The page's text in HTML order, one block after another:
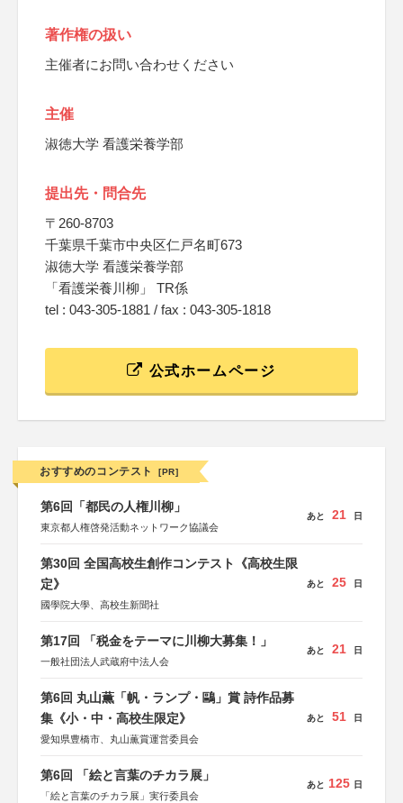
著作権の扱い
主催者にお問い合わせください
主催
淑徳大学 看護栄養学部
提出先・問合先
〒260-8703
千葉県千葉市中央区仁戸名町673
淑徳大学 看護栄養学部
「看護栄養川柳」 TR係
tel : 043-305-1881 / fax : 043-305-1818
公式ホームページ
おすすめのコンテスト [PR]
第6回「都民の人権川柳」
東京都人権啓発活動ネットワーク協議会
あと 21 日
第30回 全国高校生創作コンテスト《高校生限
定》
國學院大學、高校生新聞社
あと 25 日
第17回 「税金をテーマに川柳大募集！」
一般社団法人武蔵府中法人会
あと 21 日
第6回 丸山薫「帆・ランプ・鷗」賞 詩作品募
集《小・中・高校生限定》
愛知県豊橋市、丸山薫賞運営委員会
あと 51 日
第6回 「絵と言葉のチカラ展」
「絵と言葉のチカラ展」実行委員会
あと 125 日